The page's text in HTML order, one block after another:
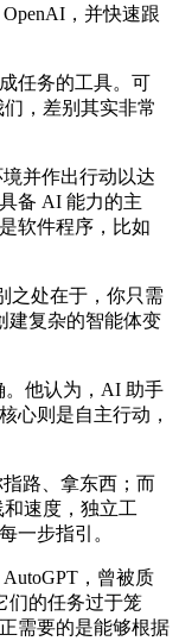
，并快速跟
任务的工具。可
们，差别其实非常
并作出行动以达
备 AI 能力的主
软件程序，比如
处在于，你只需
建复杂的智能体变
他认为，AI 助手
心则是自主行动，
路、拿东西；而
速度，独立工
一步指引。
，曾被质
们的任务过于笼
需要的是能够根据